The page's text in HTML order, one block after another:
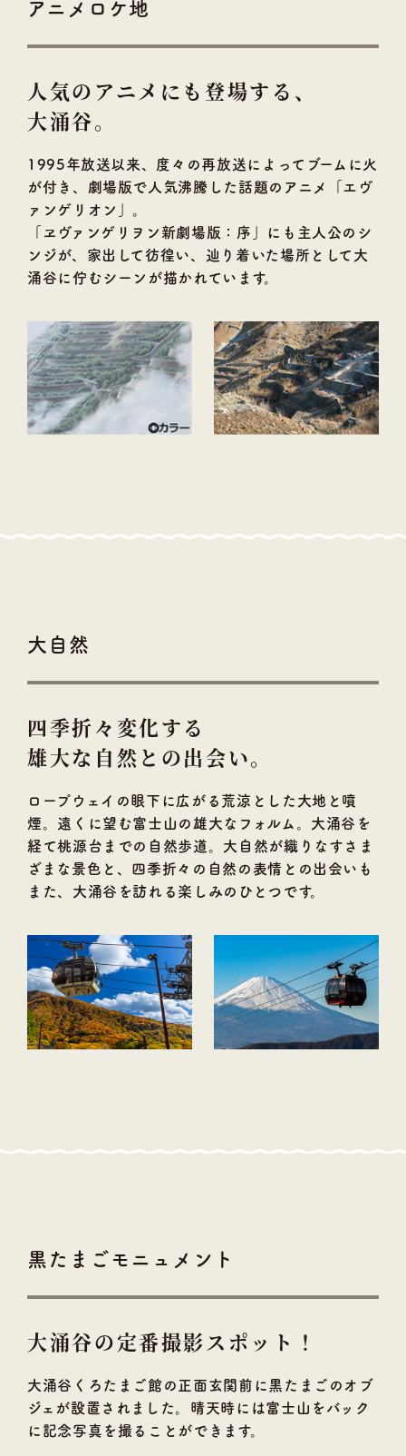
トップページ お知らせ
アニメロケ地
人気のアニメにも登場する、
大涌谷。
1995年放送以来、度々の再放送によってブームに火
が付き、劇場版で人気沸騰した話題のアニメ「エヴ
ァンゲリオン」。
「ヱヴァンゲリヲン新劇場版：序」にも主人公のシ
ンジが、家出して彷徨い、辿り着いた場所として大
涌谷に佇むシーンが描かれています。
大自然
四季折々変化する
雄大な自然との出会い。
ロープウェイの眼下に広がる荒涼とした大地と噴
煙。遠くに望む富士山の雄大なフォルム。大涌谷を
経て桃源台までの自然歩道。大自然が織りなすさま
ざまな景色と、四季折々の自然の表情との出会いも
また、大涌谷を訪れる楽しみのひとつです。
黒たまごモニュメント
大涌谷の定番撮影スポット！
大涌谷くろたまご館の正面玄関前に黒たまごのオブ
ジェが設置されました。晴天時には富士山をバック
に記念写真を撮ることができます。